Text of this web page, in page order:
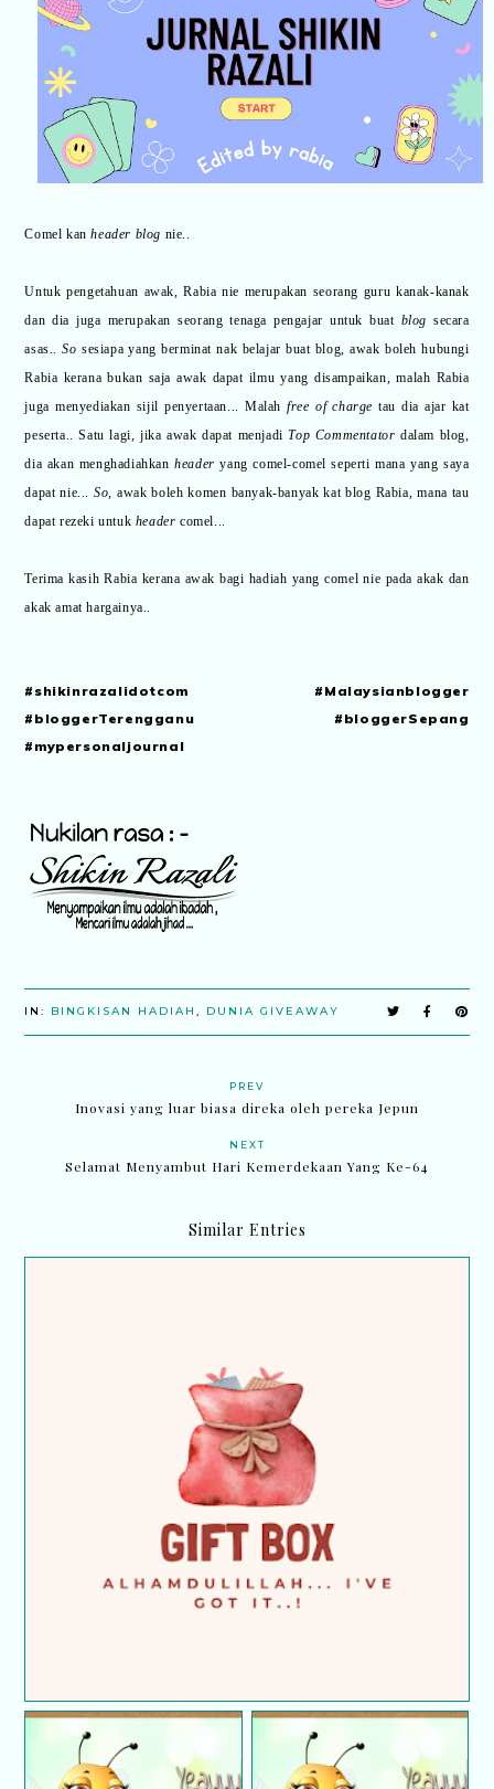
Comel kanheader blog nie..
Untuk pengetahuan awak, Rabia nie merupakan seorang guru kanak-kanak
dan dia juga merupakan seorang tenaga pengajar untuk buat blog secara
asas..So sesiapa yang berminat nak belajar buat blog, awak boleh hubungi
Rabia kerana bukan saja awak dapat ilmu yang disampaikan, malah Rabia
juga menyediakan sijil penyertaan... Malahfree of chargetau dia ajar kat
peserta.. Satu lagi, jika awak dapat menjadiTop Commentator dalam blog,
dia akan menghadiahkanheaderyang comel-comel seperti mana yang saya
dapat nie...So, awak boleh komen banyak-banyak kat blog Rabia, mana tau
dapat rezeki untuk headercomel...
Terima kasih Rabia kerana awak bagi hadiah yang comel nie pada akak dan
akak amat hargainya..
#shikinrazalidotcom #Malaysianblogger
#bloggerTerengganu #bloggerSepang
#mypersonaljournal
IN: BINGKISAN HADIAH, DUNIA GIVEAWAY
PREV
Inovasi yang luar biasa direka oleh pereka Jepun
NEXT
Selamat Menyambut Hari Kemerdekaan Yang Ke-64
Similar Entries
Terima kasih kepada Syazni Rahim | Menang
hadiah GA